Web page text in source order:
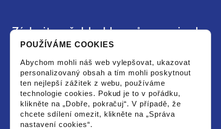
Získejte přehled kurzů a novinek
či novinkami a souhlasím se zpracováním
osobních údajů pro tyto účely.
POUŽÍVÁME COOKIES
Abychom mohli náš web vylepšovat, ukazovat
personalizovaný obsah a tím mohli poskytnout
ten nejlepší zážitek z webu, používáme
technologie cookies. Pokud je to v pořádku,
klikněte na „Dobře, pokračuj“. V případě, že
chcete sdílení omezit, klikněte na „Správa
nastavení cookies“.